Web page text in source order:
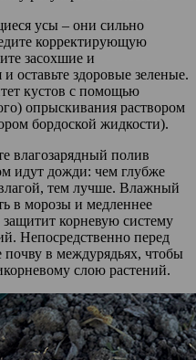
усы – они сильно
корректирующую
засохшие и
оставьте здоровые зеленые.
кустов с помощью
опрыскивания раствором
бордоской жидкости).
влагозарядный полив
идут дожди: чем глубже
тем лучше. Влажный
в морозы и медленнее
защитит корневую систему
Непосредственно перед
в междурядьях, чтобы
слою растений.